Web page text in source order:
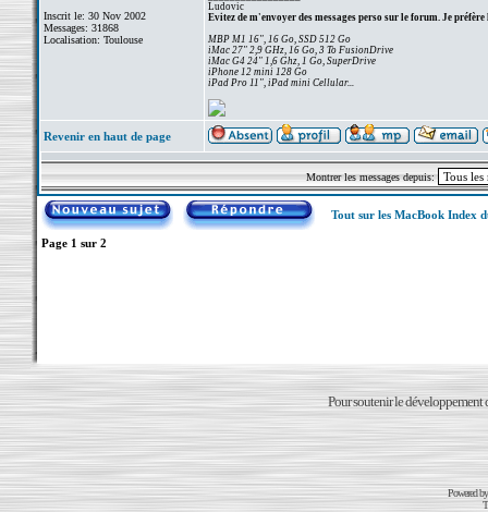
Inscrit le: 30 Nov 2002
Messages: 31868
Localisation: Toulouse
Ludovic
Evitez de m'envoyer des messages perso sur le forum. Je préfère
MBP M1 16", 16 Go, SSD 512 Go
iMac 27" 2,9 GHz, 16 Go, 3 To FusionDrive
iMac G4 24" 1,6 Ghz, 1 Go, SuperDrive
iPhone 12 mini 128 Go
iPad Pro 11", iPad mini Cellular...
Revenir en haut de page
Montrer les messages depuis:
Tout sur les MacBook Index
Page 1 sur 2
Pour soutenir le développement
Powered